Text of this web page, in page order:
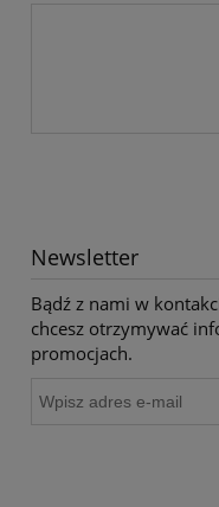
Newsletter
Bądź z nami w
chcesz otrzymywać
promocjach.